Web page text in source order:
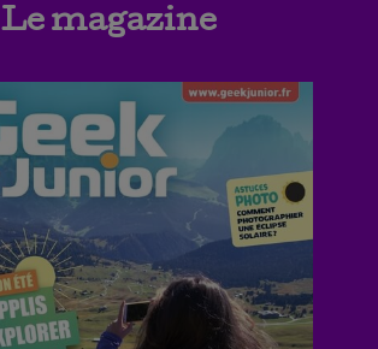
Le magazine